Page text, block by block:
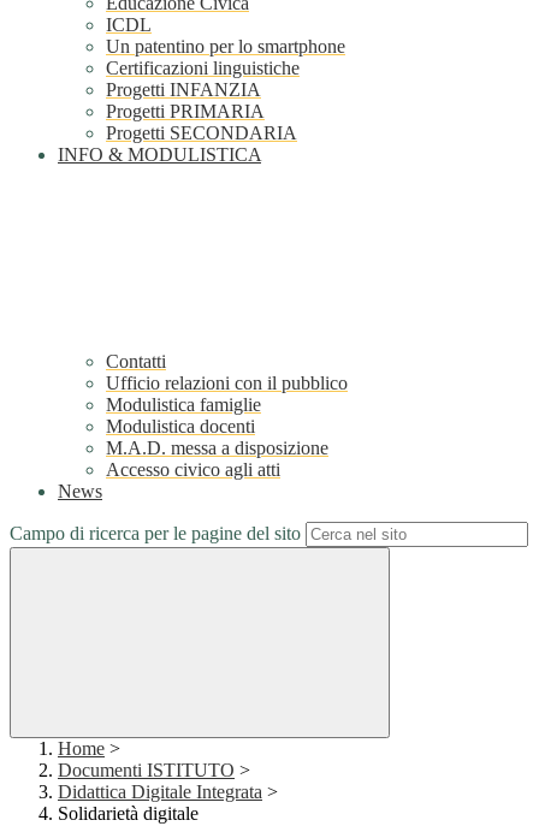
ICDL
Un patentino per lo smartphone
Certificazioni linguistiche
Progetti INFANZIA
Progetti PRIMARIA
Progetti SECONDARIA
INFO & MODULISTICA
Contatti
Ufficio relazioni con il pubblico
Modulistica famiglie
Modulistica docenti
M.A.D. messa a disposizione
Accesso civico agli atti
News
Campo di ricerca per le pagine del sito
Home >
Documenti ISTITUTO >
Didattica Digitale Integrata >
Solidarietà digitale